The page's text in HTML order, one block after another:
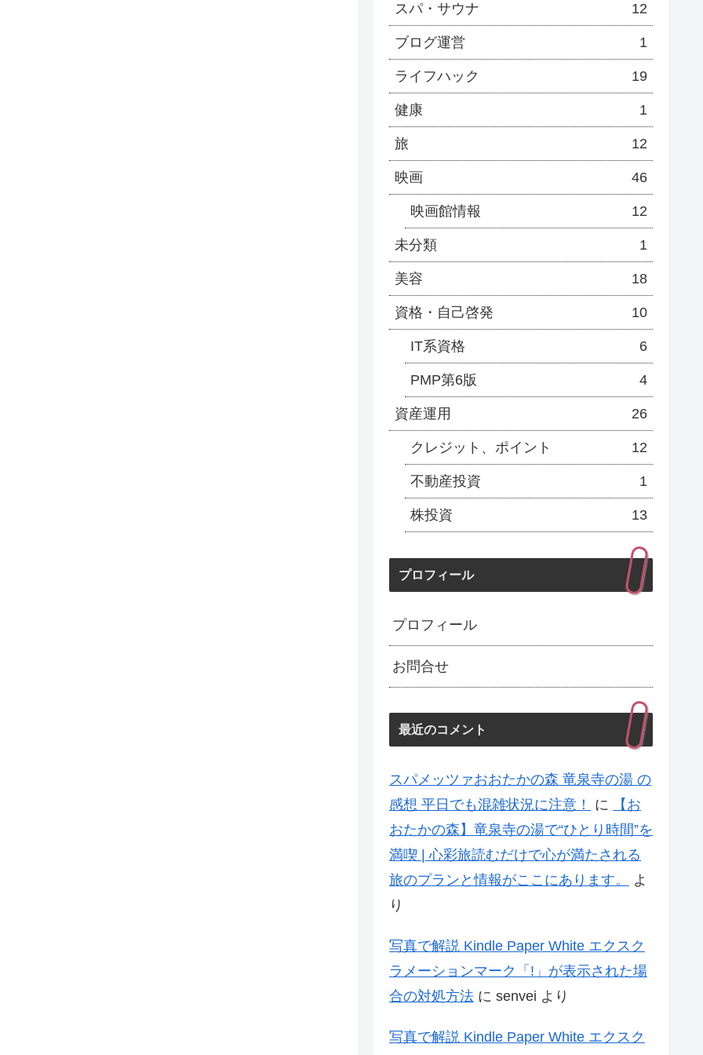
スパ・サウナ 12
ブログ運営 1
ライフハック 19
健康 1
旅 12
映画 46
映画館情報 12
未分類 1
美容 18
資格・自己啓発 10
IT系資格 6
PMP第6版 4
資産運用 26
クレジット、ポイント 12
不動産投資 1
株投資 13
プロフィール
プロフィール
お問合せ
最近のコメント
スパメッツァおおたかの森 竜泉寺の湯 の
感想 平日でも混雑状況に注意！
に
【お
おたかの森】竜泉寺の湯で“ひとり時間”を
満喫 | 心彩旅読むだけで心が満たされる
旅のプランと情報がここにあります。
よ
り
写真で解説 Kindle Paper White エクスク
ラメーションマーク「!」が表示された場
合の対処方法 に senvei より
写真で解説 Kindle Paper White エクスク